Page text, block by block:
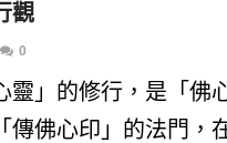
觀
0
靈」的修行，是「佛
傳佛心印」的法門，